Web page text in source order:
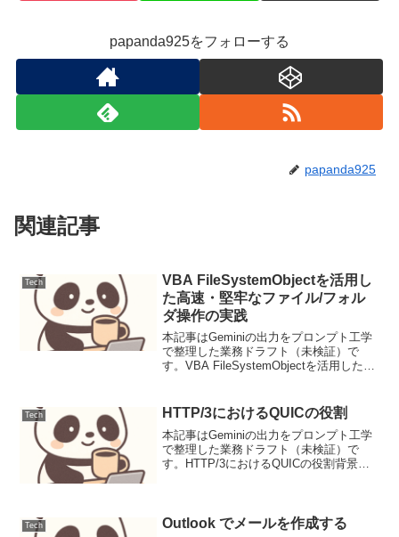
papanda925をフォローする
papanda925
関連記事
Tech
VBA FileSystemObjectを活用し
た高速・堅牢なファイル/フォル
ダ操作の実践
本記事はGeminiの出力をプロンプト工学
で整理した業務ドラフト（未検証）で
す。VBA FileSystemObjectを活用した高
ファイルの管理やデータ連携は日常的...
Tech HTTP/3におけるQUICの役割
本記事はGeminiの出力をプロンプト工学
で整理した業務ドラフト（未検証）で
す。HTTP/3におけるQUICの役割背景
Tech Outlook でメールを作成する